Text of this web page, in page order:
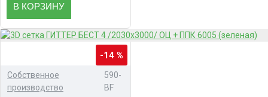
В КОРЗИНУ
-14 %
Собственное
производство
590-
BF